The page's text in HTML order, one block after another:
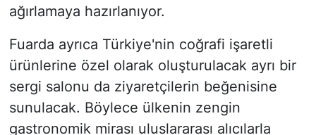
ağırlamaya hazırlanıyor.
Fuarda ayrıca Türkiye'nin coğrafi işaretli
ürünlerine özel olarak oluşturulacak ayrı bir
sergi salonu da ziyaretçilerin beğenisine
sunulacak. Böylece ülkenin zengin
gastronomik mirası uluslararası alıcılarla